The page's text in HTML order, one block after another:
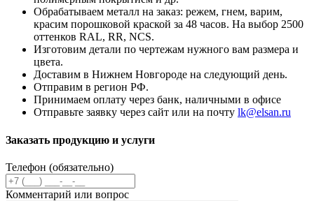
Обрабатываем металл на заказ: режем, гнем, варим,
красим порошковой краской за 48 часов. На выбор 2500
оттенков RAL, RR, NCS.
Изготовим детали по чертежам нужного вам размера и
цвета.
Доставим в Нижнем Новгороде на следующий день.
Отправим в регион РФ.
Принимаем оплату через банк, наличными в офисе
Отправьте заявку через сайт или на почту lk@elsan.ru
Заказать продукцию и услуги
Телефон (обязательно)
Комментарий или вопрос